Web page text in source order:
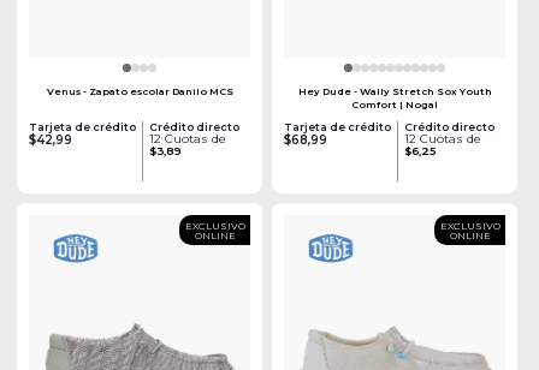
Venus - Zapato escolar Danilo MCS
Tarjeta de crédito
$42,99
Crédito directo
12 Cuotas de
$3,89
Hey Dude - Wally Stretch Sox Youth
Comfort | Nogal
Tarjeta de crédito
$68,99
Crédito directo
12 Cuotas de
$6,25
EXCLUSIVO
ONLINE
EXCLUSIVO
ONLINE